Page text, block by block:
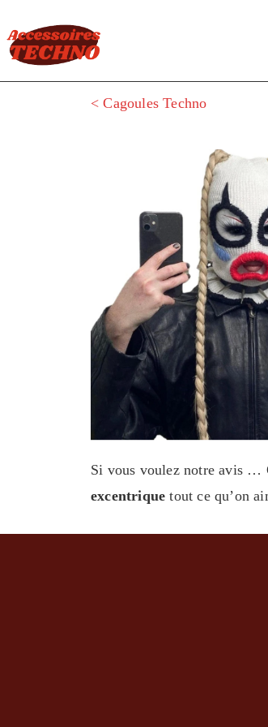
< Cagoules Techno
Si vous voulez notre avis …
excentrique tout ce qu’on